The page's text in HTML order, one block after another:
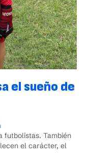
el sueño de
futbolistas. También
el carácter, el